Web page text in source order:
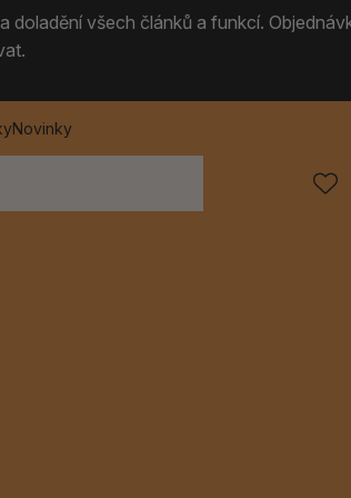
doladění všech článků a funkcí.
Novinky